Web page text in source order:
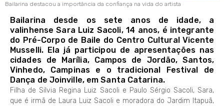
Bailarina destacou a importância da confiança na vida do artista
Bailarina desde os sete anos de idade, a
valinhense Sara Luiz Sacoli, 14 anos, é integrante
do Pré-Corpo de Baile do Centro Cultural Vicente
Musselli. Ela já participou de apresentações nas
cidades de Marília, Campos de Jordão, Santos,
Vinhedo, Campinas e o tradicional Festival de
Dança de Joinville, em Santa Catarina.
Filha de Silvia Regina Luiz Sacoli e Paulo Sérgio Sacoli, Sara,
que é irmã de Laura Luiz Sacoli e moradora do Jardim Itapuã,